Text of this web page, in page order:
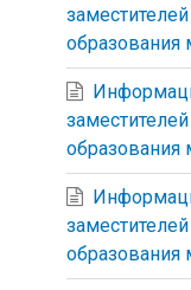
образования
образования
образования